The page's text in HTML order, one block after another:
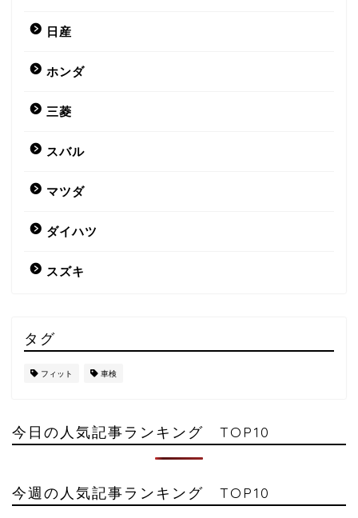
日産
ホンダ
三菱
スバル
マツダ
ダイハツ
スズキ
タグ
フィット 車検
今日の人気記事ランキング TOP10
今週の人気記事ランキング TOP10